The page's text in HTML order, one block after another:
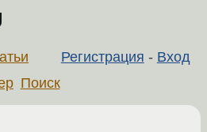
Регистрация - Вход
Поиск